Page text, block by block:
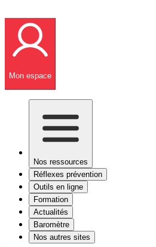
Mon espace
Nos ressources
Réflexes prévention
Outils en ligne
Formation
Actualités
Baromètre
Nos autres sites